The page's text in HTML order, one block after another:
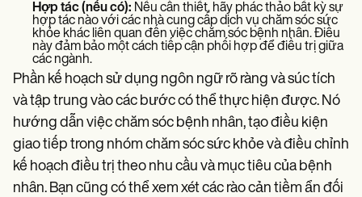
Hợp tác (nếu có): Nếu cần thiết, hãy phác thảo bất kỳ sự
hợp tác nào với các nhà cung cấp dịch vụ chăm sóc sức
khỏe khác liên quan đến việc chăm sóc bệnh nhân. Điều
này đảm bảo một cách tiếp cận phối hợp để điều trị giữa
các ngành.
Phần kế hoạch sử dụng ngôn ngữ rõ ràng và súc tích
và tập trung vào các bước có thể thực hiện được. Nó
hướng dẫn việc chăm sóc bệnh nhân, tạo điều kiện
giao tiếp trong nhóm chăm sóc sức khỏe và điều chỉnh
kế hoạch điều trị theo nhu cầu và mục tiêu của bệnh
nhân. Bạn cũng có thể xem xét các rào cản tiềm ẩn đối